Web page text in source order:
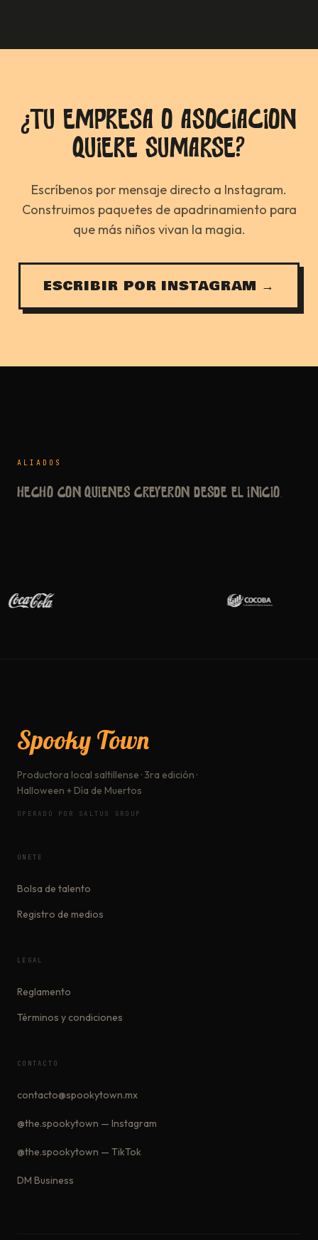
¿Tu empresa o asociación
quiere sumarse?
Escríbenos por mensaje directo a Instagram.
Construimos paquetes de apadrinamiento para
que más niños vivan la magia.
ESCRIBIR POR INSTAGRAM →
ALIADOS
Hecho con quienes creyeron desde el inicio.
Spooky Town
Productora local saltillense · 3ra edición ·
Halloween + Día de Muertos
OPERADO POR SALTUS GROUP
ÚNETE
Bolsa de talento
Registro de medios
LEGAL
Reglamento
Términos y condiciones
CONTACTO
contacto@spookytown.mx
@the.spookytown — Instagram
@the.spookytown — TikTok
DM Business